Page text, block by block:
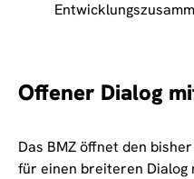
Offener Dialog
Das BMZ öffnet den
für einen breiteren